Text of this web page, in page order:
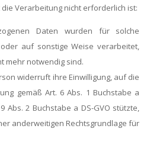
Verarbeitung nicht erforderlich ist:
Daten wurden für solche
auf sonstige Weise verarbeitet,
mehr notwendig sind.
widerruft ihre Einwilligung, auf die
gemäß Art. 6 Abs. 1 Buchstabe a
Abs. 2 Buchstabe a DS-GVO stützte,
anderweitigen Rechtsgrundlage für